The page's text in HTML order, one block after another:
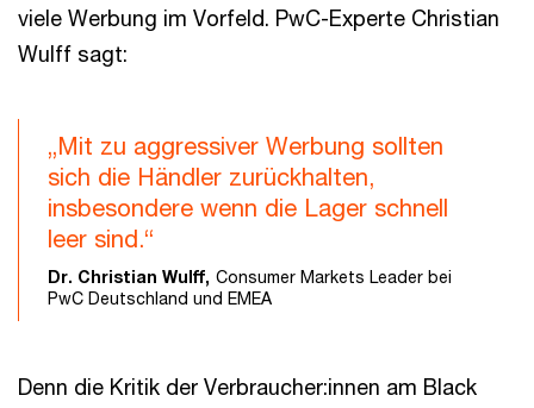
viele Werbung im Vorfeld. PwC-Experte Christian
Wulff sagt:
„Mit zu aggressiver Werbung sollten
sich die Händler zurückhalten,
insbesondere wenn die Lager schnell
leer sind.“
Dr. Christian Wulff, Consumer Markets Leader bei
PwC Deutschland und EMEA
Denn die Kritik der Verbraucher:innen am Black